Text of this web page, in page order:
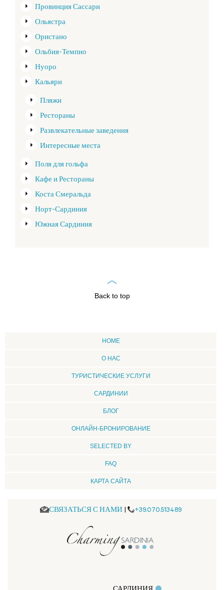
Провинция Сассари
Ольястра
Ористано
Ольбия-Темпио
Нуоро
Кальяри
Пляжи
Рестораны
Развлекательные заведения
Интересные места
Поля для гольфа
Кафе и Рестораны
Коста Смеральда
Норт-Сардиния
Южная Сардиния
Back to top
HOME
О НАС
ТУРИСТИЧЕСКИЕ УСЛУГИ
CАРДИНИИ
БЛОГ
ОНЛАЙН-БРОНИРОВАНИЕ
SELECTED BY
FAQ
КАРТА САЙТА
СВЯЗАТЬСЯ С НАМИ | +39.070.513489